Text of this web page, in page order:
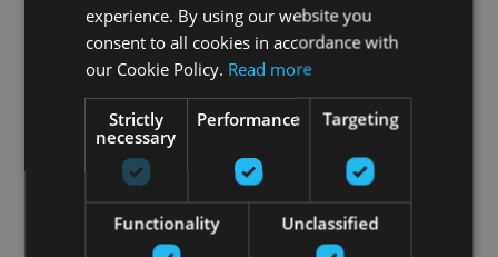
experience. By using our website you
consent to all cookies in accordance with
our Cookie Policy. Read more
Strictly
necessary
Performance Targeting
Functionality Unclassified